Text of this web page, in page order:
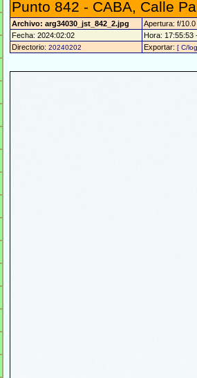
Punto 842 - CABA, Calle
Archivo: arg34030_jst_842_2.jpg
Apertura: f/10.0
Fecha: 2024:02:02
Hora: 17:55:53
Directorio: 20240202 Exportar: [ C/